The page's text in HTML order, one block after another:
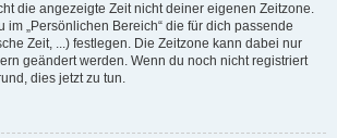
die angezeigte Zeit nicht deiner eigenen Zeitzone.
im „Persönlichen Bereich“ die für dich passende
Zeit, ...) festlegen. Die Zeitzone kann dabei nur
geändert werden. Wenn du noch nicht registriert
dies jetzt zu tun.